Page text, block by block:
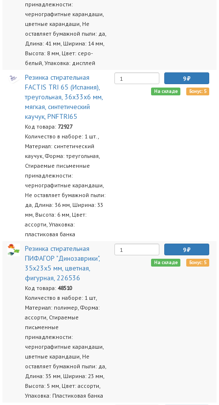
принадлежности:
чернографитные карандаши,
цветные карандаши, Не
оставляет бумажной пыли: да,
Длина: 41 мм, Ширина: 14 мм,
Высота: 8 мм, Цвет: серо-
белый, Упаковка: дисплей
Резинка стирательная
FACTIS TRI 65 (Испания),
треугольная, 36х33х6 мм,
мягкая, синтетический
каучук, PNFTRI65
Код товара: 72927
Количество в наборе: 1 шт.,
Материал: синтетический
каучук, Форма: треугольная,
Стираемые письменные
принадлежности:
чернографитные карандаши,
Не оставляет бумажной пыли:
да, Длина: 36 мм, Ширина: 33
мм, Высота: 6 мм, Цвет:
ассорти, Упаковка:
пластиковая банка
9
На складе Бонус: 5
Резинка стирательная
ПИФАГОР "Динозаврики",
35x23x5 мм, цветная,
фигурная, 226536
Код товара: 48510
Количество в наборе: 1 шт,
Материал: полимер, Форма:
ассорти, Стираемые
письменные
принадлежности:
чернографитные карандаши,
цветные карандаши, Не
оставляет бумажной пыли: да,
Длина: 35 мм, Ширина: 23 мм,
Высота: 5 мм, Цвет: ассорти,
Упаковка: Пластиковая банка
9
На складе Бонус: 5